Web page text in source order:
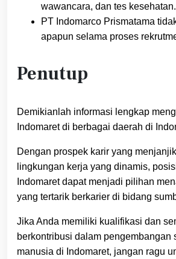
wawancara, dan tes kesehatan.
PT Indomarco Prismatama
apapun selama proses
Penutup
Demikianlah informasi lengkap
Indomaret di berbagai daerah di
Dengan prospek karir yang
lingkungan kerja yang dinamis,
Indomaret dapat menjadi pilihan
yang tertarik berkarier di bidang
Jika Anda memiliki kualifikasi dan
berkontribusi dalam pengembangan
manusia di Indomaret, jangan ragu